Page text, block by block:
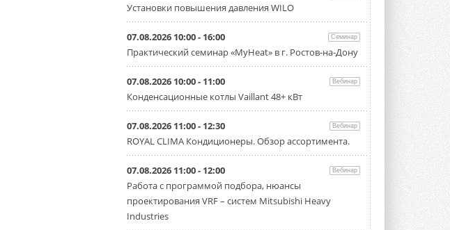
Установки повышения давления WILO
07.08.2026 10:00 - 16:00 Семинар
Практический семинар «MyHeat» в г. Ростов-на-Дону
07.08.2026 10:00 - 11:00 Вебинар
Конденсационные котлы Vaillant 48+ кВт
07.08.2026 11:00 - 12:30 Вебинар
ROYAL CLIMA Кондиционеры. Обзор ассортимента.
07.08.2026 11:00 - 12:00 Вебинар
Работа с программой подбора, нюансы
проектирования VRF – систем Mitsubishi Heavy
Industries